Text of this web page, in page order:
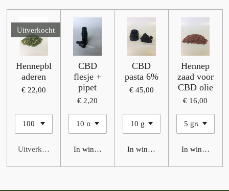
Uitverkocht
Hennepbl
aderen
€ 22,00
Uitverkocht
CBD
flesje +
pipet
€ 2,20
In winkelwagen
CBD
pasta 6%
€ 45,00
In winkelwagen
Hennep
zaad voor
CBD olie
€ 16,00
In